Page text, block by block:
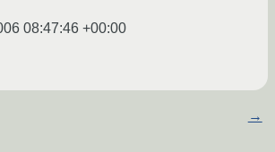
08:47:46 +00:00
→